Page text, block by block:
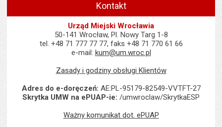
Kontakt
Urząd Miejski Wrocławia
50-141 Wrocław, Pl. Nowy Targ 1-8
tel. +48 71 777 77 77, faks +48 71 770 61 66
e-mail: kum@um.wroc.pl
Zasady i godziny obsługi Klientów
Adres do e-doręczeń: AE:PL-95179-82549-VVTFT-27
Skrytka UMW na ePUAP-ie: /umwroclaw/SkrytkaESP
Ważny komunikat dot. ePUAP